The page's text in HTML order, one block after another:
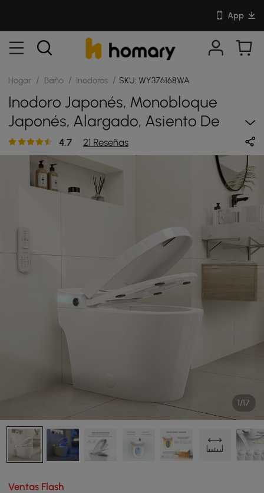
App
Hogar / Baño / Inodoros / SKU: WY376168WA
Inodoro Japonés, Monobloque
Japonés, Alargado, Asiento De
Inodoro Y Descarga Automática
4.7 21 Reseñas
1/17
Ventas Flash